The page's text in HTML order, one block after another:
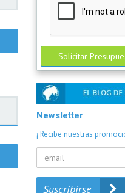
Solicitar
Newsletter
¡ Recibe nuestras
Suscribirse